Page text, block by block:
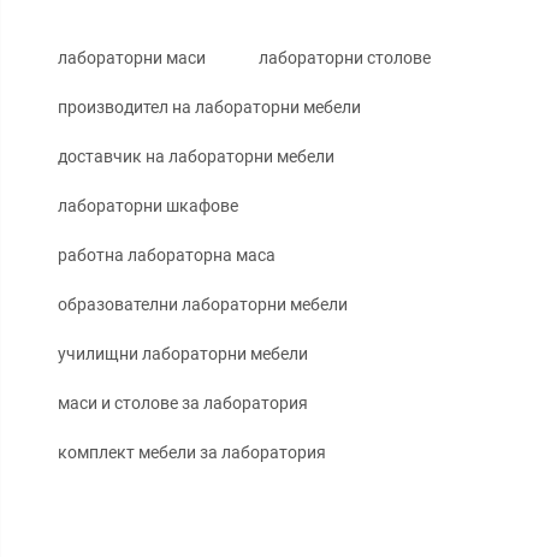
лабораторни маси лабораторни столове
производител на лабораторни мебели
доставчик на лабораторни мебели
лабораторни шкафове
работна лабораторна маса
образователни лабораторни мебели
училищни лабораторни мебели
маси и столове за лаборатория
комплект мебели за лаборатория